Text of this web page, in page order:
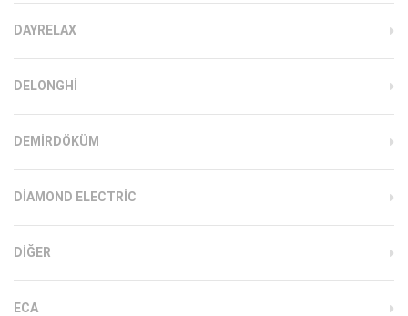
DAYRELAX
DELONGHI
DEMIRDÖKÜM
DIAMOND ELECTRIC
DIĞER
ECA